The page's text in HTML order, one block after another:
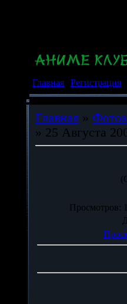
Главная Регистрация
Главная »
» 25 Августа
Просмотров: